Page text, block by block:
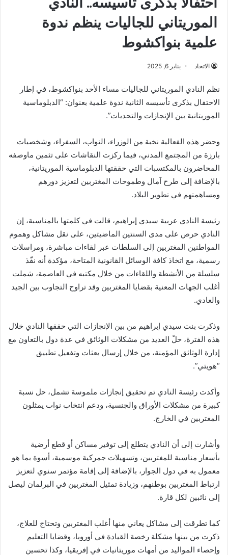
الموريتاني للجاليات ينظم ندوة
علمية بنواكشوط
الاتحاد يناير 6, 2025
نظم النادي الموريتاني للجاليات مساء الأحد بنواكشوط، في إطار
الاحتفال بذكرى تأسيسه الثانية ندوة علمية بعنوان: “الدبلوماسية
الموريتانية بين الإنجازات والتحديات”.
وحضر هذه الفعالية نخبة من الوزراء، النواب، السفراء، وشخصيات
بارزة من المجتمع المدني، فيما ركزت النقاشات على تثمين ماوصفه
المحاضرون بالمكتسبات التي حققتها الدبلوماسية الموريتانية،
بالإضافة إلى طرح آمال وطموحات المغتربين لتعزيز دورهم
ومساهمتهم في تطوير البلاد.
رئيسة النادي عربية سيدي إبراهيم، قالت في كلمتها بالمناسبة، إن
النادي حرص على مدى السنتين الماضيتين، على نقل مشاكل وهموم
المواطنين المغتربين إلى السلطات عبر لقاءات مباشرة، ومراسلات
رسمية، مع اتخاذ كافة الوسائل القانونية المتاحة، مؤكدة أنه نفّذ
سلسلة من الأنشطة واللقاءات من خلال مكتبه في العاصمة، شملت
أغلب الجهات المعنية بقضايا المغتربين وقد تراوح التجاوب بين الجيد
والعادي.
وذكرت بنت سيدي إبراهيم من بين الإنجازات التي حققها النادي خلال
هذه الفترة، حلّ العديد من مشكلات الوثائق في عدة دول بالتعاون مع
إدارة الوثائق المؤمنة، من خلال إرسال بعثات وتفعيل تطبيق
“هويتي”.
وأكدت رئيسة النادي تم تحقيق إنجازات ملموسة تشمل، حل نسبة
كبيرة من مشكلات الأوراق والجنسية، ودعم انتخاب نواب يمثلون
المغتربين في الخارج.
وأشارت إلى أن النادي يتطلع إلى توفير مساكن أو قطع أرضية
بأسعار مناسبة للمغتربين، وتسهيلات جمركية موسمية، أسوة بما هو
معمول به في دول الجوار، بالإضافة إلى إقامة مؤتمر سنوي لتعزيز
ارتباط المغتربين بوطنهم، وزيادة تمثيل المغتربين في البرلمان ليصل
إلى نائبين لكل قارة.
كما تطرقت إلى مشاكل يعاني منها أغلب المغتربين وتحتاج للعلاج،
ذكرت من بينها مشكلة رخصة القيادة في أوروبا، وقضايا التعليم
وإحصاء المواليد من أمهات موريتانيات في إفريقيا، وكذا تحسين